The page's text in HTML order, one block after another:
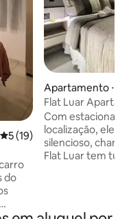
5 de uma avaliação média
5 (19)
do
Apartamento ⋅
Flat Luar
Centro SESC FIG
Com
localização, ele é
silencioso,
Flat Luar tem